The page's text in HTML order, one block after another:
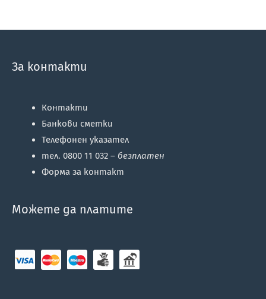
За контакти
Контакти
Банкови сметки
Телефонен указател
тел. 0800 11 032 – безплатен
Форма за контакт
Можете да платите